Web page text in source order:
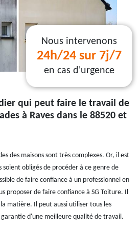
Nous intervenons
24h/24 sur 7j/7
en cas d'urgence
qui peut faire le travail de
à Raves dans le 88520 et
des maisons sont très complexes. Or, il est
soient obligés de procéder à ce genre de
de faire confiance à un professionnel en
proposer de faire confiance à SG Toiture. Il
matière. Il peut aussi utiliser tous les
d'une meilleure qualité de travail.